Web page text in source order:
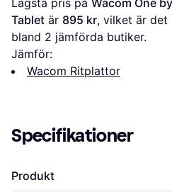
Lägsta pris på Wacom One
Tablet är 895 kr, vilket är det
bland 2 jämförda butiker.
Jämför:
Wacom Ritplattor
Specifikationer
Produkt